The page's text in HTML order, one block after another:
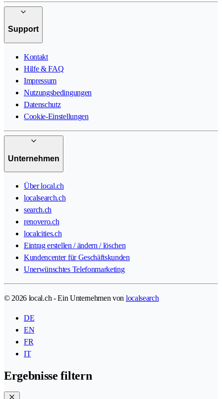
Support
Kontakt
Hilfe & FAQ
Impressum
Nutzungsbedingungen
Datenschutz
Cookie-Einstellungen
Unternehmen
Über local.ch
localsearch.ch
search.ch
renovero.ch
localcities.ch
Eintrag erstellen / ändern / löschen
Kundencenter für Geschäftskunden
Unerwünschtes Telefonmarketing
© 2026 local.ch - Ein Unternehmen von localsearch
DE
EN
FR
IT
Ergebnisse filtern